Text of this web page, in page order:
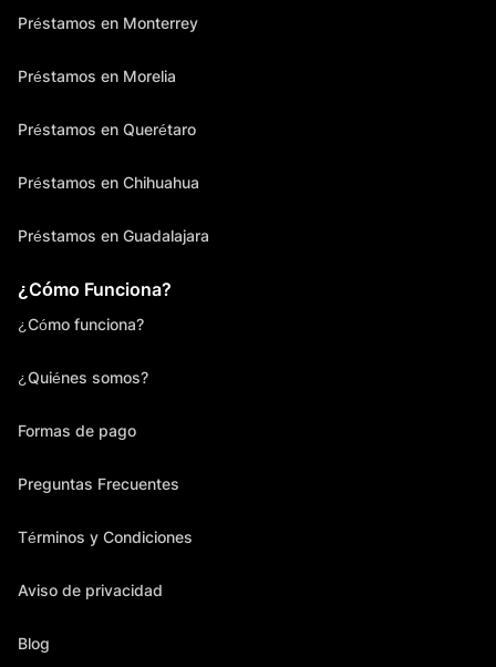
Préstamos en Monterrey
Préstamos en Morelia
Préstamos en Querétaro
Préstamos en Chihuahua
Préstamos en Guadalajara
¿Cómo Funciona?
¿Cómo funciona?
¿Quiénes somos?
Formas de pago
Preguntas Frecuentes
Términos y Condiciones
Aviso de privacidad
Blog